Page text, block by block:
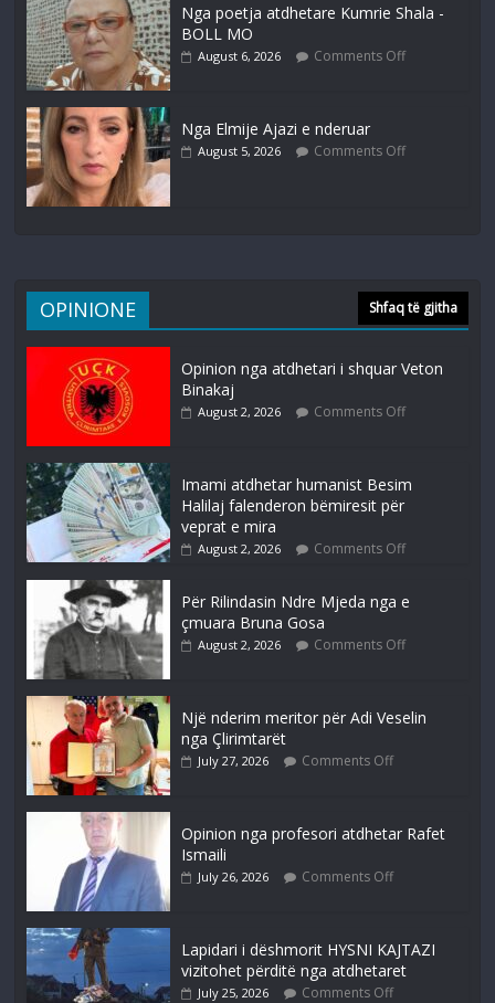
Nga poetja atdhetare Kumrie Shala -
BOLL MO
August 6, 2026 Comments Off
Nga Elmije Ajazi e nderuar
August 5, 2026 Comments Off
OPINIONE Shfaq të gjitha
Opinion nga atdhetari i shquar Veton
Binakaj
August 2, 2026 Comments Off
Imami atdhetar humanist Besim
Halilaj falenderon bëmiresit për
veprat e mira
August 2, 2026 Comments Off
Për Rilindasin Ndre Mjeda nga e
çmuara Bruna Gosa
August 2, 2026 Comments Off
Një nderim meritor për Adi Veselin
nga Çlirimtarët
July 27, 2026 Comments Off
Opinion nga profesori atdhetar Rafet
Ismaili
July 26, 2026 Comments Off
Lapidari i dëshmorit HYSNI KAJTAZI
vizitohet përditë nga atdhetaret
July 25, 2026 Comments Off